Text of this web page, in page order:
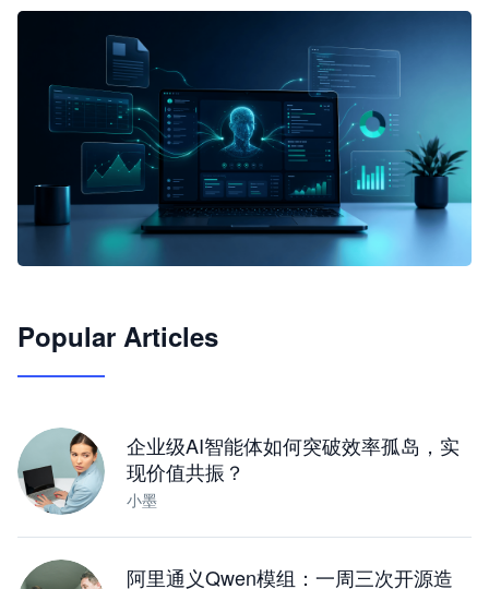
JimoClaw 桌面 AI Agent 工作台
Popular Articles
企业级AI智能体如何突破效率孤岛，实
现价值共振？
小墨
阿里通义Qwen模组：一周三次开源造